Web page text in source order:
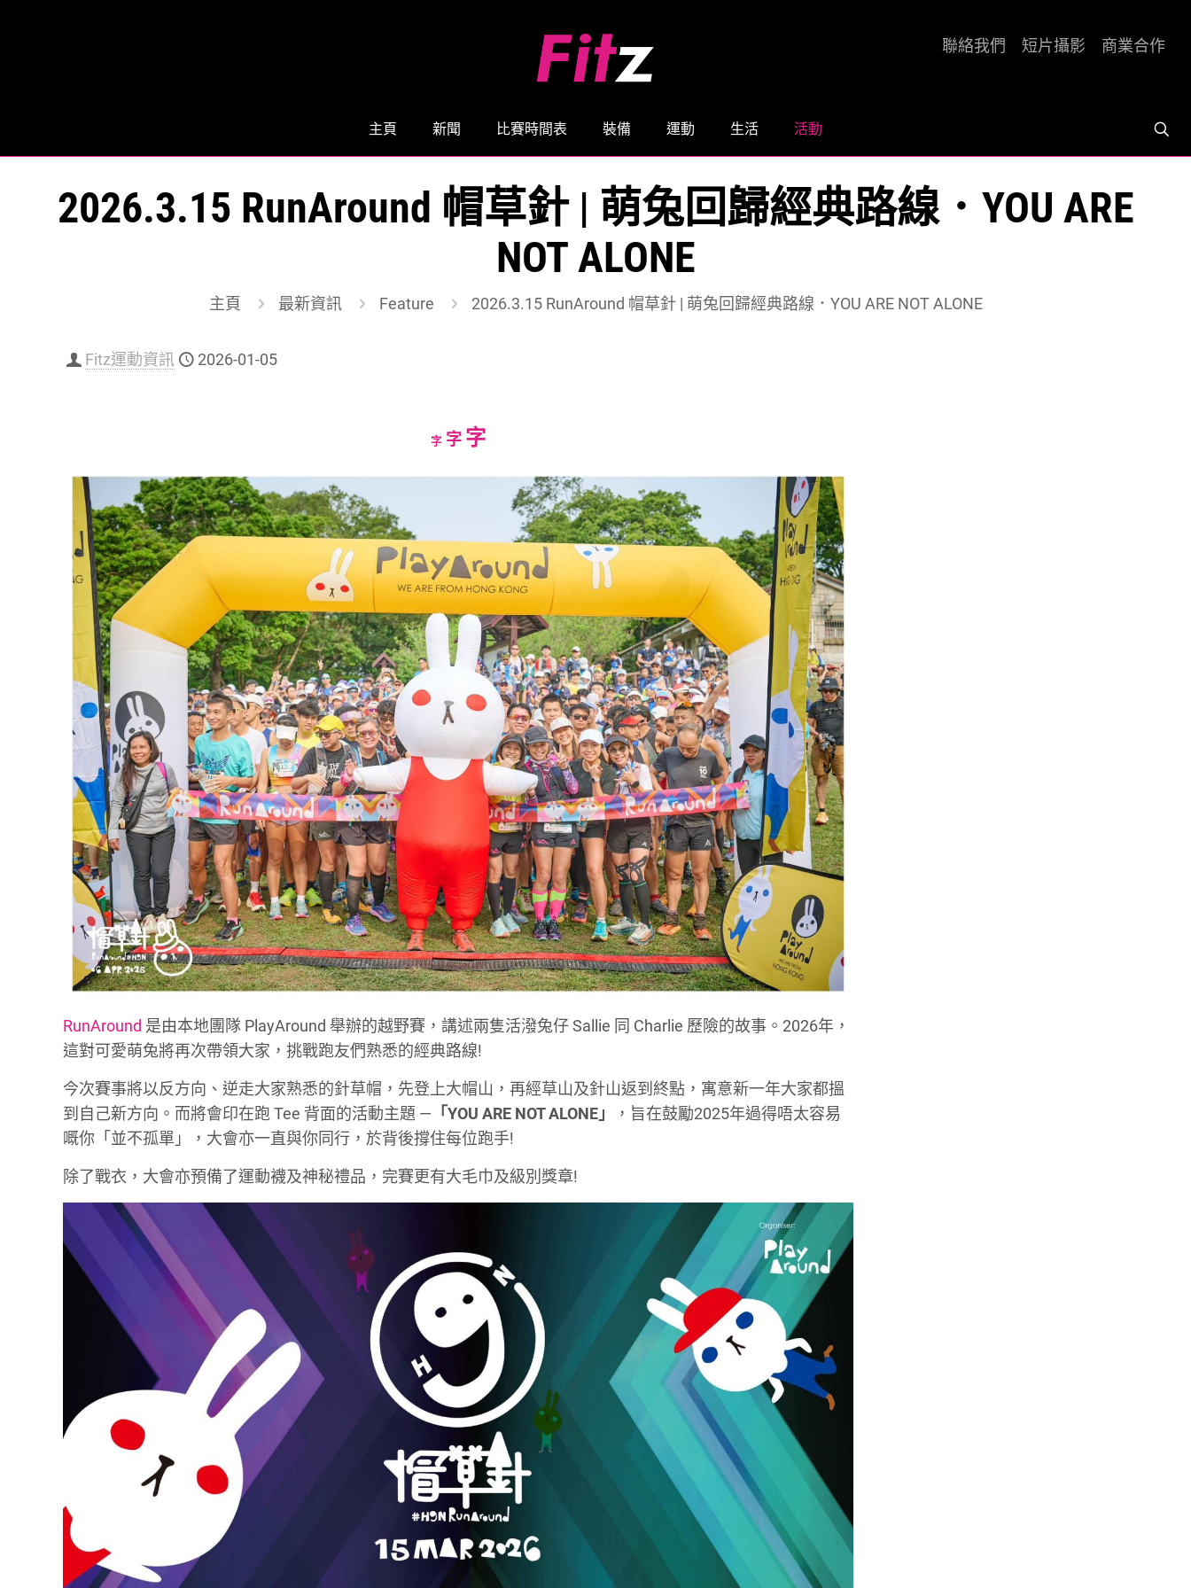
主頁 新聞 比賽時間表 裝備 運動 生活 活動
聯絡我們 短片攝影 商業合作
2026.3.15 RunAround 帽草針 | 萌兔回歸經典路線．YOU ARE
NOT ALONE
主頁 最新資訊 Feature 2026.3.15 RunAround 帽草針 | 萌兔回歸經典路線．YOU ARE NOT ALONE
Fitz運動資訊 2026-01-05
字Decrease
字Reset
字Increase
size.
RunAround 是由本地團隊 PlayAround 舉辦的越野賽，講述兩隻活潑兔仔 Sallie 同 Charlie 歷險的故事。2026年，
這對可愛萌兔將再次帶領大家，挑戰跑友們熟悉的經典路線!
今次賽事將以反方向、逆走大家熟悉的針草帽，先登上大帽山，再經草山及針山返到終點，寓意新一年大家都搵
到自己新方向。而將會印在跑 Tee 背面的活動主題 — 「YOU ARE NOT ALONE」
，旨在鼓勵2025年過得唔太容易
嘅你「並不孤單」，大會亦一直與你同行，於背後撐住每位跑手!
除了戰衣，大會亦預備了運動襪及神秘禮品，完賽更有大毛巾及級別獎章!